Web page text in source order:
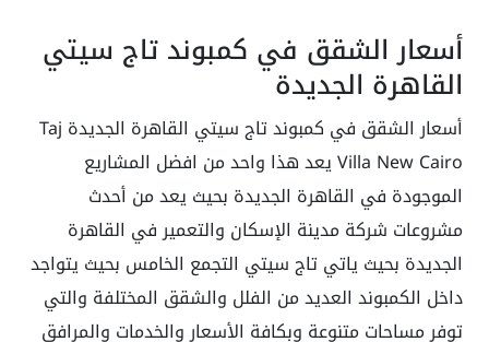
أسعار الشقق في كمبوند تاج سيتي
القاهرة الجديدة
أسعار الشقق في كمبوند تاج سيتي القاهرة الجديدة Taj
Villa New Cairo يعد هذا واحد من افضل المشاريع
الموجودة في القاهرة الجديدة بحيث يعد من أحدث
مشروعات شركة مدينة الإسكان والتعمير في القاهرة
الجديدة بحيث ياتي تاج سيتي التجمع الخامس بحيث يتواجد
داخل الكمبوند العديد من الفلل والشقق المختلفة والتي
توفر مساحات متنوعة وبكافة الأسعار والخدمات والمرافق